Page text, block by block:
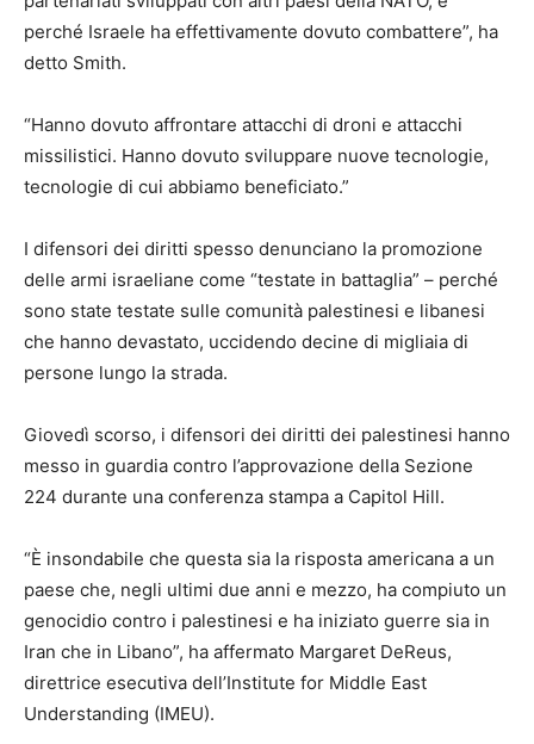
perché Israele ha effettivamente dovuto combattere”, ha
detto Smith.
“Hanno dovuto affrontare attacchi di droni e attacchi
missilistici. Hanno dovuto sviluppare nuove tecnologie,
tecnologie di cui abbiamo beneficiato.”
I difensori dei diritti spesso denunciano la promozione
delle armi israeliane come “testate in battaglia” – perché
sono state testate sulle comunità palestinesi e libanesi
che hanno devastato, uccidendo decine di migliaia di
persone lungo la strada.
Giovedì scorso, i difensori dei diritti dei palestinesi hanno
messo in guardia contro l’approvazione della Sezione
224 durante una conferenza stampa a Capitol Hill.
“È insondabile che questa sia la risposta americana a un
paese che, negli ultimi due anni e mezzo, ha compiuto un
genocidio contro i palestinesi e ha iniziato guerre sia in
Iran che in Libano”, ha affermato Margaret DeReus,
direttrice esecutiva dell’Institute for Middle East
Understanding (IMEU).